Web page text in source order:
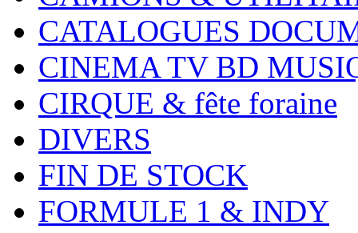
CATALOGUES
CINEMA TV BD
CIRQUE & fête foraine
DIVERS
FIN DE STOCK
FORMULE 1 & INDY